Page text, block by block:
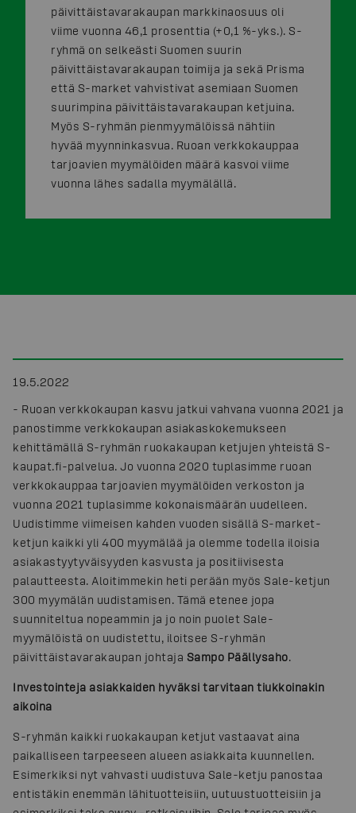
päivittäistavarakaupan markkinaosuus oli
viime vuonna 46,1 prosenttia (+0,1 %-yks.). S-
ryhmä on selkeästi Suomen suurin
päivittäistavarakaupan toimija ja sekä Prisma
että S-market vahvistivat asemiaan Suomen
suurimpina päivittäistavarakaupan ketjuina.
Myös S-ryhmän pienmyymälöissä nähtiin
hyvää myynninkasvua. Ruoan verkkokauppaa
tarjoavien myymälöiden määrä kasvoi viime
vuonna lähes sadalla myymälällä.
19.5.2022
- Ruoan verkkokaupan kasvu jatkui vahvana vuonna 2021 ja
panostimme verkkokaupan asiakaskokemukseen
kehittämällä S-ryhmän ruokakaupan ketjujen yhteistä S-
kaupat.fi-palvelua. Jo vuonna 2020 tuplasimme ruoan
verkkokauppaa tarjoavien myymälöiden verkoston ja
vuonna 2021 tuplasimme kokonaismäärän uudelleen.
Uudistimme viimeisen kahden vuoden sisällä S-market-
ketjun kaikki yli 400 myymälää ja olemme todella iloisia
asiakastyytyväisyyden kasvusta ja positiivisesta
palautteesta. Aloitimmekin heti perään myös Sale-ketjun
300 myymälän uudistamisen. Tämä etenee jopa
suunniteltua nopeammin ja jo noin puolet Sale-
myymälöistä on uudistettu, iloitsee S-ryhmän
päivittäistavarakaupan johtaja Sampo Päällysaho.
Investointeja asiakkaiden hyväksi tarvitaan tiukkoinakin
aikoina
S-ryhmän kaikki ruokakaupan ketjut vastaavat aina
paikalliseen tarpeeseen alueen asiakkaita kuunnellen.
Esimerkiksi nyt vahvasti uudistuva Sale-ketju panostaa
entistäkin enemmän lähituotteisiin, uutuustuotteisiin ja